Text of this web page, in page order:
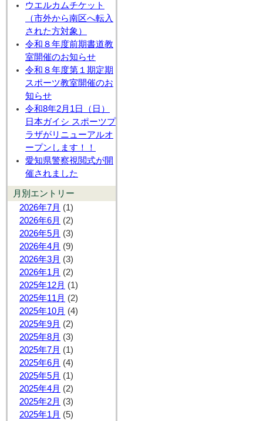
ウエルカムチケット
（市外から南区へ転入
された方対象）
令和８年度前期書道教
室開催のお知らせ
令和８年度第１期定期
スポーツ教室開催のお
知らせ
令和8年2月1日（日）
日本ガイシ スポーツプ
ラザがリニューアルオ
ープンします！！
愛知県警察視閲式が開
催されました
月別エントリー
2026年7月 (1)
2026年6月 (2)
2026年5月 (3)
2026年4月 (9)
2026年3月 (3)
2026年1月 (2)
2025年12月 (1)
2025年11月 (2)
2025年10月 (4)
2025年9月 (2)
2025年8月 (3)
2025年7月 (1)
2025年6月 (4)
2025年5月 (1)
2025年4月 (2)
2025年2月 (3)
2025年1月 (5)